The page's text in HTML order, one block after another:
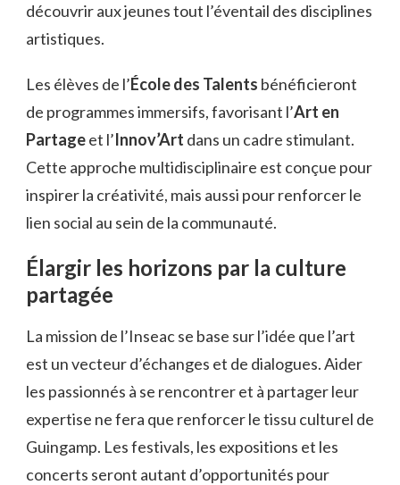
découvrir aux jeunes tout l’éventail des disciplines
artistiques.
Les élèves de l’École des Talents bénéficieront
de programmes immersifs, favorisant l’Art en
Partageet l’Innov’Art dans un cadre stimulant.
Cette approche multidisciplinaire est conçue pour
inspirer la créativité, mais aussi pour renforcer le
lien social au sein de la communauté.
Élargir les horizons par la culture
partagée
La mission de l’Inseac se base sur l’idée que l’art
est un vecteur d’échanges et de dialogues. Aider
les passionnés à se rencontrer et à partager leur
expertise ne fera que renforcer le tissu culturel de
Guingamp. Les festivals, les expositions et les
concerts seront autant d’opportunités pour